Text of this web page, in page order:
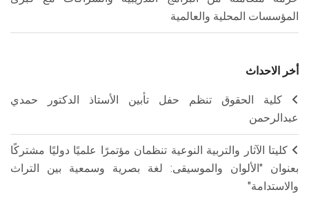
المؤسسات المحلية والعالمية
أخر الاحداث
كلية الحقوق تنظم حفل تأبين الأستاذ الدكتور حمدي
عبدالرحمن
كليتا الآثار والتربية النوعية تنظمان مؤتمرًا علميًا دوليًا مشتركًا
بعنوان "الألوان والموسيقى: لغة بصرية وسمعية بين التراث
والاستدامة"